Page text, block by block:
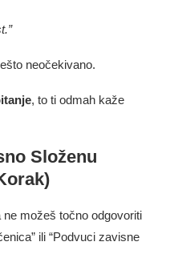
neočekivano.
, to ti odmah kaže
Složenu
možeš točno odgovoriti
ili “Podvuci zavisne